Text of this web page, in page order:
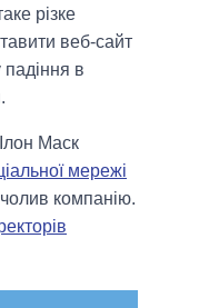
різке
веб-сайт
падіння в
Маск
мережі
компанію.